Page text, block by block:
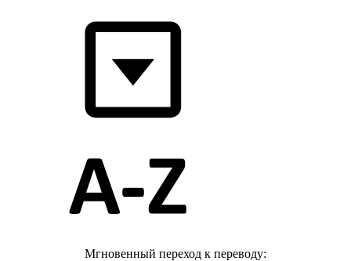
Мгновенный переход к переводу: